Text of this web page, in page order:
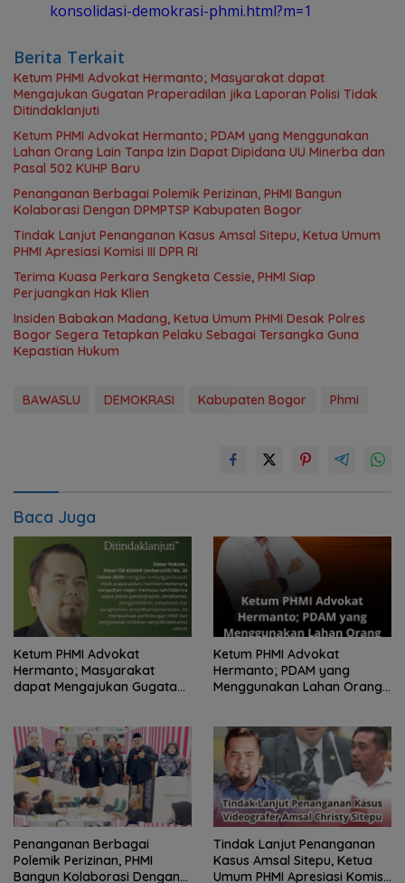
konsolidasi-demokrasi-phmi.html?m=1
Berita Terkait
Ketum PHMI Advokat Hermanto; Masyarakat dapat
Mengajukan Gugatan Praperadilan jika Laporan Polisi Tidak
Ditindaklanjuti
Ketum PHMI Advokat Hermanto; PDAM yang Menggunakan
Lahan Orang Lain Tanpa Izin Dapat Dipidana UU Minerba dan
Pasal 502 KUHP Baru
Penanganan Berbagai Polemik Perizinan, PHMI Bangun
Kolaborasi Dengan DPMPTSP Kabupaten Bogor
Tindak Lanjut Penanganan Kasus Amsal Sitepu, Ketua Umum
PHMI Apresiasi Komisi III DPR RI
Terima Kuasa Perkara Sengketa Cessie, PHMI Siap
Perjuangkan Hak Klien
Insiden Babakan Madang, Ketua Umum PHMI Desak Polres
Bogor Segera Tetapkan Pelaku Sebagai Tersangka Guna
Kepastian Hukum
BAWASLU DEMOKRASI Kabupaten Bogor Phmi
Baca Juga
Ketum PHMI Advokat
Hermanto; Masyarakat
dapat Mengajukan Gugatan
Ketum PHMI Advokat
Hermanto; PDAM yang
Menggunakan Lahan Orang
Pasal 502 KUHP Baru
Penanganan Berbagai
Polemik Perizinan, PHMI
Bangun Kolaborasi Dengan
Tindak Lanjut Penanganan
Kasus Amsal Sitepu, Ketua
Umum PHMI Apresiasi Komisi